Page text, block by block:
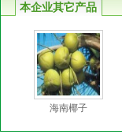
本企业其它产品
海南椰子